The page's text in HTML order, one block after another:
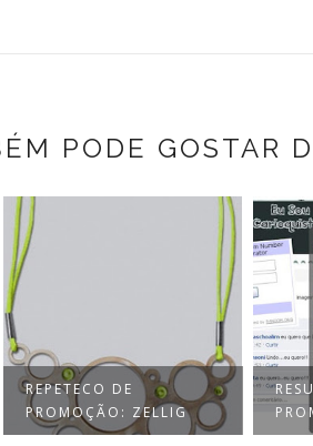
PODE GOSTAR
ZELLIG
RESULTADO DAS
PROMOÇÕES!